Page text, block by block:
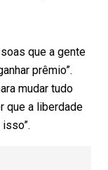
que a gente
prêmio”.
mudar tudo
que a liberdade